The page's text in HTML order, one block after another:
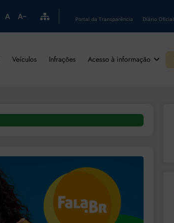
Portal da Transparência Diário Oficial
Veículos Infrações Acesso à informação